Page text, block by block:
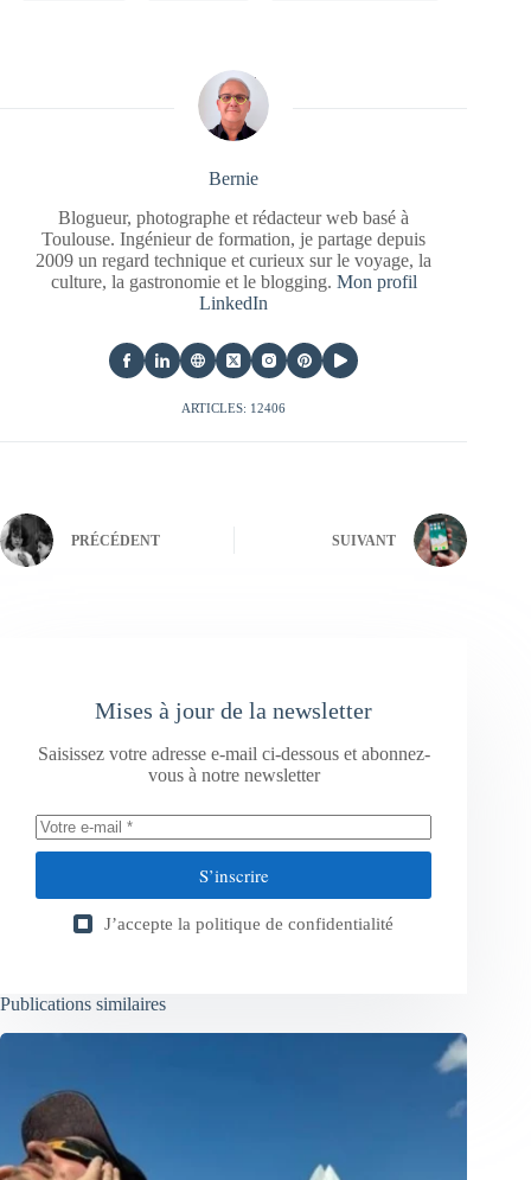
Bernie
Blogueur, photographe et rédacteur web basé à
Toulouse. Ingénieur de formation, je partage depuis
2009 un regard technique et curieux sur le voyage, la
culture, la gastronomie et le blogging. Mon profil
LinkedIn
ARTICLES: 12406
PRÉCÉDENT SUIVANT
Mises à jour de la newsletter
Saisissez votre adresse e-mail ci-dessous et abonnez-
vous à notre newsletter
S’inscrire
J’accepte la politique de confidentialité
Publications similaires